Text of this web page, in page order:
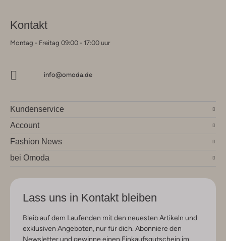
Kontakt
Montag - Freitag 09:00 - 17:00 uur
info@omoda.de
Kundenservice
Account
Fashion News
bei Omoda
Lass uns in Kontakt bleiben
Bleib auf dem Laufenden mit den neuesten Artikeln und
exklusiven Angeboten, nur für dich. Abonniere den
Newsletter und gewinne einen Einkaufsgutschein im